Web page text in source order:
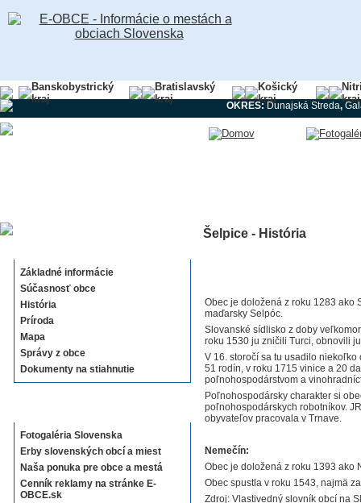
Banskobystrický
kraj
Bratislavský
kraj
Košický
kraj
kraj
OKRES: Dunajská Streda,
Základné informácie
Súčasnosť obce
História
Príroda
Mapa
Správy z obce
Dokumenty na stiahnutie
Fotogaléria Slovenska
Erby slovenských obcí a miest
Naša ponuka pre obce a mestá
Cenník reklamy na stránke E-
OBCE.sk
Šelpice - História
Obec je doložená z roku 1283 ako
maďarsky Selpóc.
Slovanské sídlisko z doby
roku 1530 ju zničili Turci, obnovili
V 16. storočí sa tu usadilo
51 rodín, v roku 1715 vinice a 20
poľnohospodárstvom a
Poľnohospodársky charakter si
poľnohospodárskych robotníkov.
obyvateľov pracovala v Trnave.
Nemečín:
Obec je doložená z roku 1393 ako
Obec spustla v roku 1543, najmä
Zdroj: Vlastivedný slovník obcí na